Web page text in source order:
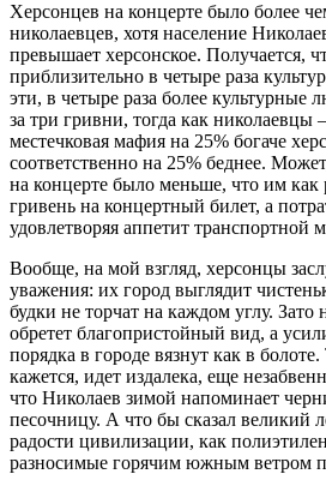
Херсонцев на концерте было более
николаевцев, хотя население
превышает херсонское. Получается,
приблизительно в четыре раза
эти, в четыре раза более культурные
за три гривни, тогда как николаевцы
местечковая мафия на 25% богаче
соответственно на 25% беднее.
на концерте было меньше, что им как
гривень на концертный билет, а
удовлетворяя аппетит транспортной
Вообще, на мой взгляд, херсонцы
уважения: их город выглядит
будки не торчат на каждом углу.
обретет благопристойный вид, а
порядка в городе вязнут как в
кажется, идет издалека, еще
что Николаев зимой напоминает
песочницу. А что бы сказал великий
радости цивилизации, как
разносимые горячим южным ветром